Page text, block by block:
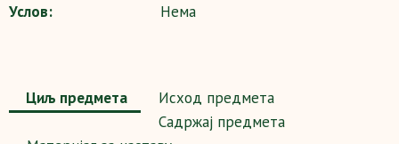
Услов:
Нема
Циљ предмета
Исход предмета
Садржај предмета